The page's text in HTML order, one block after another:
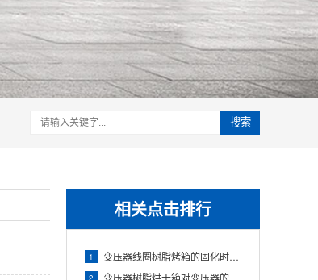
搜索
相关点击排行
1 变压器线圈树脂烤箱的固化时间与温度的影响
2 变压器树脂烘干箱对变压器的固化处理方法